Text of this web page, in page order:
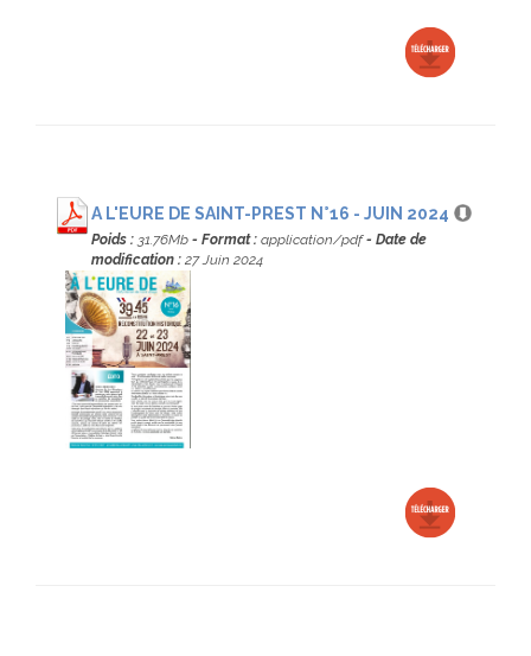
A L'EURE DE SAINT-PREST N°16 - JUIN 2024
Poids : 31.76Mb - Format : application/pdf- Date de
modification : 27 Juin 2024